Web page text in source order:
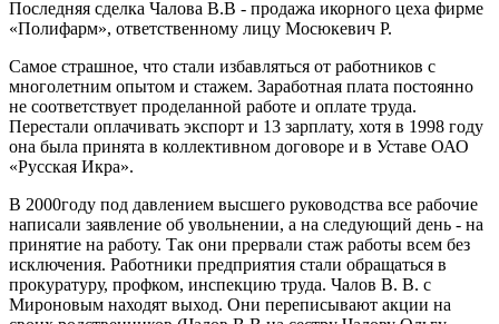
Последняя сделка Чалова В.В - продажа икорного цеха фирме
«Полифарм», ответственному лицу Мосюкевич Р.
Самое страшное, что стали избавляться от работников с
многолетним опытом и стажем. Заработная плата постоянно
не соответствует проделанной работе и оплате труда.
Перестали оплачивать экспорт и 13 зарплату, хотя в 1998 году
она была принята в коллективном договоре и в Уставе ОАО
«Русская Икра».
В 2000году под давлением высшего руководства все рабочие
написали заявление об увольнении, а на следующий день - на
принятие на работу. Так они прервали стаж работы всем без
исключения. Работники предприятия стали обращаться в
прокуратуру, профком, инспекцию труда. Чалов В. В. с
Мироновым находят выход. Они переписывают акции на